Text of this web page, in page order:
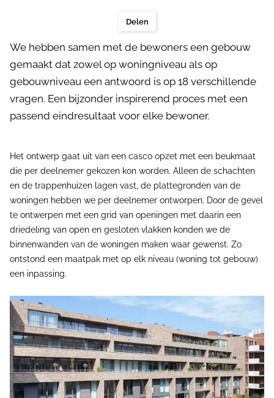
Delen
We hebben samen met de bewoners een gebouw
gemaakt dat zowel op woningniveau als op
gebouwniveau een antwoord is op 18 verschillende
vragen. Een bijzonder inspirerend proces met een
passend eindresultaat voor elke bewoner.
Het ontwerp gaat uit van een casco opzet met een beukmaat
die per deelnemer gekozen kon worden. Alleen de schachten
en de trappenhuizen lagen vast, de plattegronden van de
woningen hebben we per deelnemer ontworpen. Door de gevel
te ontwerpen met een grid van openingen met daarin een
driedeling van open en gesloten vlakken konden we de
binnenwanden van de woningen maken waar gewenst. Zo
ontstond een maatpak met op elk niveau (woning tot gebouw)
een inpassing.